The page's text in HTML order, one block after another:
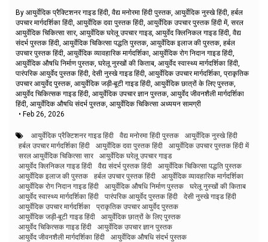
By आयुर्वेदिक प्रैक्टिशनर गाइड हिंदी, वैद्य मनोरमा हिंदी पुस्तक, आयुर्वेदिक नुस्खे हिंदी, हर्बल
उपचार मार्गदर्शिका हिंदी, आयुर्वेदिक दवा पुस्तक हिंदी, आयुर्वेदिक उपचार पुस्तक हिंदी में, सरल
आयुर्वेदिक चिकित्सा सार, आयुर्वेदिक घरेलू उपचार गाइड, आयुर्वेद क्लिनिकल गाइड हिंदी, वैद्य
संदर्भ पुस्तक हिंदी, आयुर्वेदिक चिकित्सा पद्धति पुस्तक, आयुर्वेदिक इलाज की पुस्तक, हर्बल
उपचार पुस्तक हिंदी, आयुर्वेदिक व्यावहारिक मार्गदर्शिका, आयुर्वेदिक रोग निदान गाइड हिंदी,
आयुर्वेदिक औषधि निर्माण पुस्तक, घरेलू नुस्खों की किताब, आयुर्वेद स्वास्थ्य मार्गदर्शिका हिंदी,
पारंपरिक आयुर्वेद पुस्तक हिंदी, देसी नुस्खे गाइड हिंदी, आयुर्वेदिक उपचार मार्गदर्शिका, प्राकृतिक
उपचार आयुर्वेद पुस्तक, आयुर्वेदिक जड़ी-बूटी गाइड हिंदी, आयुर्वेदिक छात्रों के लिए पुस्तक,
आयुर्वेद चिकित्सक गाइड हिंदी, आयुर्वेदिक उपचार ज्ञान पुस्तक, आयुर्वेद जीवनशैली मार्गदर्शिका
हिंदी, आयुर्वेदिक औषधि संदर्भ पुस्तक, आयुर्वेदिक चिकित्सा अध्ययन सामग्री
• Feb 26, 2026
आयुर्वेदिक प्रैक्टिशनर गाइड हिंदी वैद्य मनोरमा हिंदी पुस्तक
आयुर्वेदिक नुस्खे हिंदी
हर्बल उपचार मार्गदर्शिका हिंदी
आयुर्वेदिक दवा पुस्तक हिंदी
आयुर्वेदिक उपचार पुस्तक हिंदी में
सरल आयुर्वेदिक चिकित्सा सार
आयुर्वेदिक घरेलू उपचार गाइड
आयुर्वेद क्लिनिकल गाइड हिंदी
वैद्य संदर्भ पुस्तक हिंदी
आयुर्वेदिक चिकित्सा पद्धति पुस्तक
आयुर्वेदिक इलाज की पुस्तक
हर्बल उपचार पुस्तक हिंदी
आयुर्वेदिक व्यावहारिक मार्गदर्शिका
आयुर्वेदिक रोग निदान गाइड हिंदी
आयुर्वेदिक औषधि निर्माण पुस्तक
घरेलू नुस्खों की किताब
आयुर्वेद स्वास्थ्य मार्गदर्शिका हिंदी
पारंपरिक आयुर्वेद पुस्तक हिंदी
देसी नुस्खे गाइड हिंदी
आयुर्वेदिक उपचार मार्गदर्शिका
प्राकृतिक उपचार आयुर्वेद पुस्तक
आयुर्वेदिक जड़ी-बूटी गाइड हिंदी
आयुर्वेदिक छात्रों के लिए पुस्तक
आयुर्वेद चिकित्सक गाइड हिंदी
आयुर्वेदिक उपचार ज्ञान पुस्तक
आयुर्वेद जीवनशैली मार्गदर्शिका हिंदी
आयुर्वेदिक औषधि संदर्भ पुस्तक